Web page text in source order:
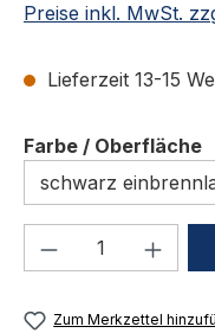
Preise inkl. MwSt.
Lieferzeit 13-15
Farbe / Oberfläche
Produkt
Zum Merkzettel